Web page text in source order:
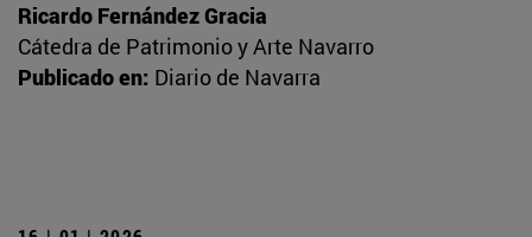
Ricardo Fernández Gracia
Cátedra de Patrimonio y Arte Navarro
Publicado en: Diario de Navarra